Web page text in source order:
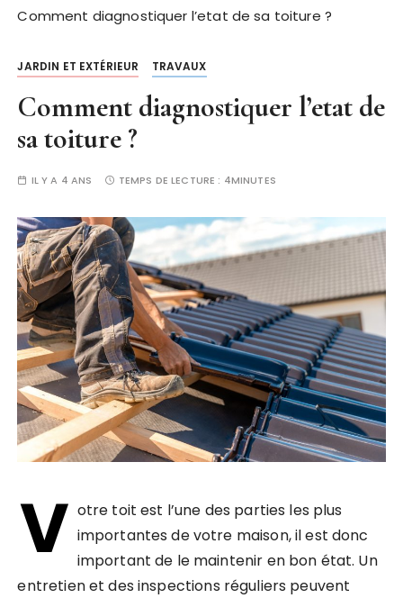
Comment diagnostiquer l’etat de sa toiture ?
JARDIN ET EXTÉRIEUR TRAVAUX
Comment diagnostiquer l’etat de
sa toiture ?
IL Y A 4 ANS TEMPS DE LECTURE : 4MINUTES
V otre toit est l’une des parties les plus
importantes de votre maison, il est donc
important de le maintenir en bon état. Un
entretien et des inspections réguliers peuvent